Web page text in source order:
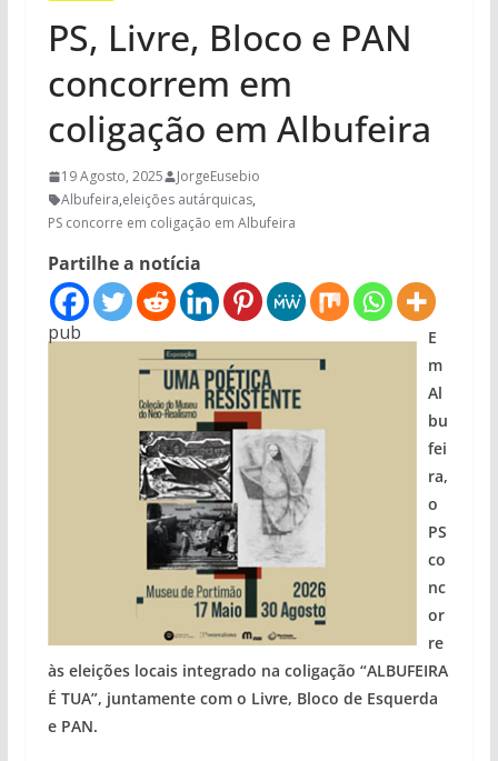
PS, Livre, Bloco e PAN
concorrem em
coligação em Albufeira
19 Agosto, 2025
JorgeEusebio
Albufeira,eleições autárquicas,
PS concorre em coligação em Albufeira
Partilhe a notícia
pub
E
m
Al
bu
fei
ra,
o
PS
co
nc
or
re
às eleições locais integrado na coligação “ALBUFEIRA
É TUA”, juntamente com o Livre, Bloco de Esquerda
e PAN.